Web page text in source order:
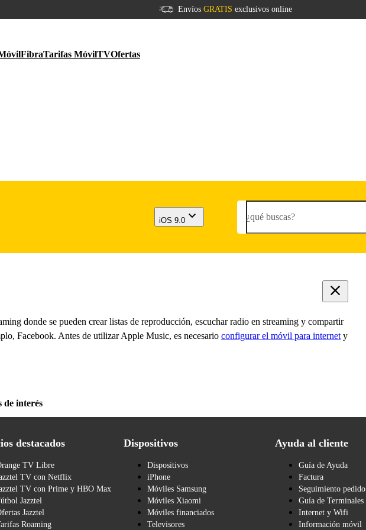
Envíos GRATIS exclusivos online
FibraTarifas MóvilTVOfertas
iOS 9.0 ¿qué buscas?
donde se pueden crear listas de reproducción, escuchar radio en streaming y compartir
Facebook. Antes de utilizar Apple Music, es necesario configurar el móvil para internet y
de interés
destacados
TV Libre
TV con Netflix
TV con Prime y HBO Max
Jazztel
Jazztel
Roaming
Dispositivos
Dispositivos
iPhone
Móviles Samsung
Móviles Xiaomi
Móviles financiados
Televisores
Ayuda al cliente
Guía de Ayuda
Factura
Seguimiento pedido
Guía de Terminales
Internet y Wifi
Información móvil